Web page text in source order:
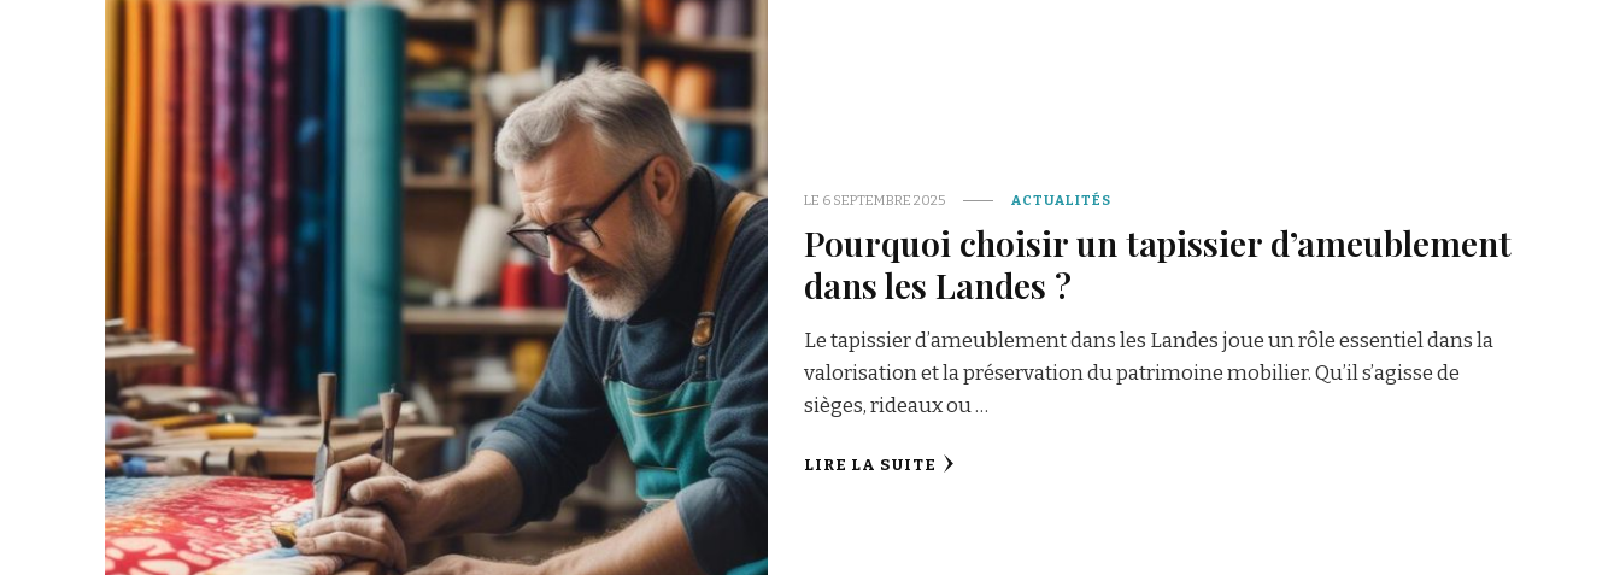
LE 6 SEPTEMBRE 2025 ACTUALITÉS
Pourquoi choisir un tapissier d’ameublement
dans les Landes ?
Le tapissier d’ameublement dans les Landes joue un rôle essentiel dans la
valorisation et la préservation du patrimoine mobilier. Qu’il s’agisse de
sièges, rideaux ou …
LIRE LA SUITE